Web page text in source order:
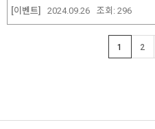
[이벤트] 2024.09.26 조회: 296
1 2